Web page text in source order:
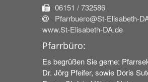
06151 / 732586
Pfarrbuero@St-Elisabeth-
www.St-Elisabeth-DA.de
Pfarrbüro:
Es begrüßen Sie gerne:
Dr. Jörg Pfeifer, sowie Doris